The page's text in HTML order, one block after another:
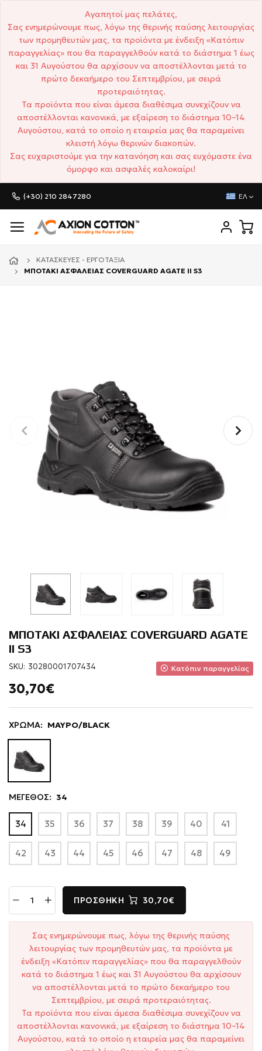
Αγαπητοί μας πελάτες,
Σας ενημερώνουμε πως, λόγω της θερινής παύσης λειτουργίας
των προμηθευτών μας, τα προϊόντα με ένδειξη «Κατόπιν
παραγγελίας» που θα παραγγελθούν κατά το διάστημα 1 έως
και 31 Αυγούστου θα αρχίσουν να αποστέλλονται μετά το
πρώτο δεκαήμερο του Σεπτεμβρίου, με σειρά
προτεραιότητας.
Τα προϊόντα που είναι άμεσα διαθέσιμα συνεχίζουν να
αποστέλλονται κανονικά, με εξαίρεση το διάστημα 10–14
Αυγούστου, κατά το οποίο η εταιρεία μας θα παραμείνει
κλειστή λόγω θερινών διακοπών.
Σας ευχαριστούμε για την κατανόηση και σας ευχόμαστε ένα
όμορφο και ασφαλές καλοκαίρι!
(+30) 210 2847280 ΕΛ
ΚΑΤΑΣΚΕΥΈΣ - ΕΡΓΟΤΆΞΙΑ
ΜΠΟΤΑΚΙ ΑΣΦΑΛΕΙΑΣ COVERGUARD AGATE II S3
ΜΠΟΤΑΚΙ ΑΣΦΑΛΕΙΑΣ COVERGUARD AGATE
II S3
SKU: 30280001707434 Κατόπιν παραγγελίας
30,70€
ΧΡΩΜΑ: ΜΑΥΡΟ/BLACK
ΜΕΓΕΘΟΣ: 34
34 35 36 37 38 39 40 41
42 43 44 45 46 47 48 49
ΠΡΟΣΘΉΚΗ 30,70€
Σας ενημερώνουμε πως, λόγω της θερινής παύσης
λειτουργίας των προμηθευτών μας, τα προϊόντα με
ένδειξη «Κατόπιν παραγγελίας» που θα παραγγελθούν
κατά το διάστημα 1 έως και 31 Αυγούστου θα αρχίσουν
να αποστέλλονται μετά το πρώτο δεκαήμερο του
Σεπτεμβρίου, με σειρά προτεραιότητας.
Τα προϊόντα που είναι άμεσα διαθέσιμα συνεχίζουν να
αποστέλλονται κανονικά, με εξαίρεση το διάστημα 10–14
Αυγούστου, κατά το οποίο η εταιρεία μας θα παραμείνει